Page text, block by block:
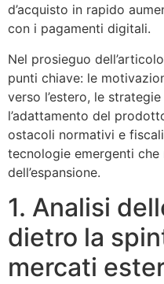
d’acquisto in rapido
con i pagamenti digitali.
Nel prosieguo
punti chiave: le
verso l’estero, le
l’adattamento del
ostacoli normativi e
tecnologie emergenti
dell’espansione.
1. Analisi
dietro la
mercati